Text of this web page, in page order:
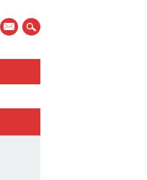
mail